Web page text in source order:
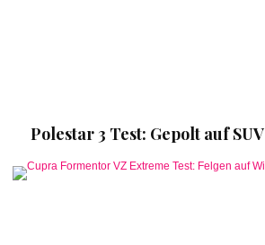
Polestar 3 Test: Gepolt auf SUV